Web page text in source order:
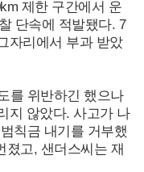
제한 구간에서 운
단속에 적발됐다. 7
자리에서 부과 받았
를 위반하긴 했으나
지 않았다. 사고가 나
칙금 내기를 거부했
졌고, 샌더스씨는 재